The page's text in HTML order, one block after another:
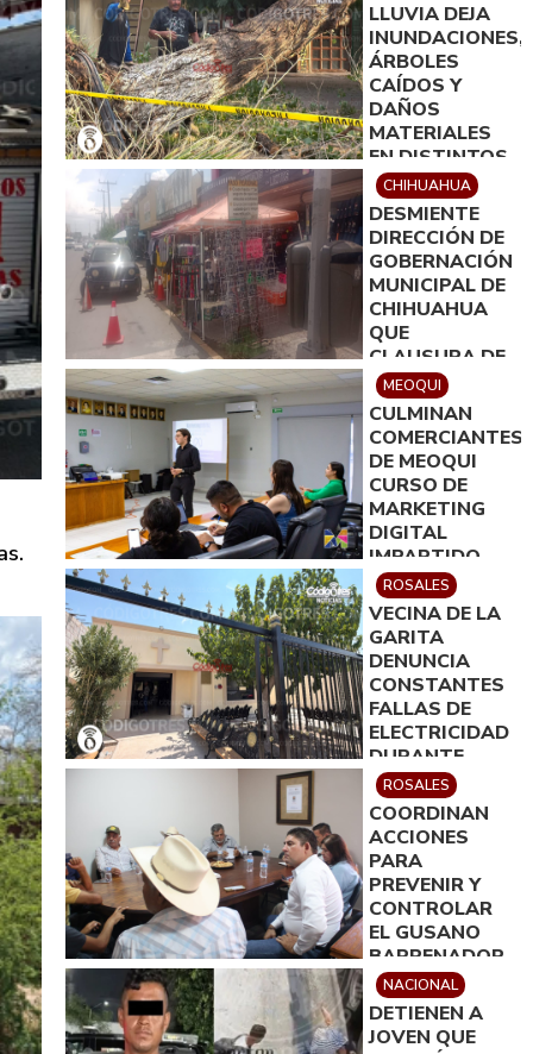
LLUVIA DEJA
INUNDACIONES,
ÁRBOLES
CAÍDOS Y
DAÑOS
MATERIALES
EN DISTINTOS
PUNTOS DE
DELICIAS
CHIHUAHUA
DESMIENTE
DIRECCIÓN DE
GOBERNACIÓN
MUNICIPAL DE
CHIHUAHUA
QUE
CLAUSURA DE
RESPONDIERA
A MOTIVOS
POLÍTICOS
MEOQUI
CULMINAN
COMERCIANTES
DE MEOQUI
CURSO DE
MARKETING
DIGITAL
IMPARTIDO
POR ICATECH
ROSALES
VECINA DE LA
GARITA
DENUNCIA
CONSTANTES
FALLAS DE
ELECTRICIDAD
DURANTE
VELACIÓN
ROSALES
COORDINAN
ACCIONES
PARA
PREVENIR Y
CONTROLAR
EL GUSANO
BARRENADOR
EN ROSALES
NACIONAL
DETIENEN A
JOVEN QUE